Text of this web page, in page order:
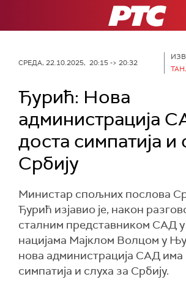
РТС
СРЕДА, 22.10.2025, 20:15 -> 20:32
Ђурић: Нова
администрација
доста симпатија и
Србију
Министар спољних послова
Ђурић изјавио је, након
сталним представником САД
нацијама Мајклом Волцом у
нова администрација САД има
симпатија и слуха за Србију.